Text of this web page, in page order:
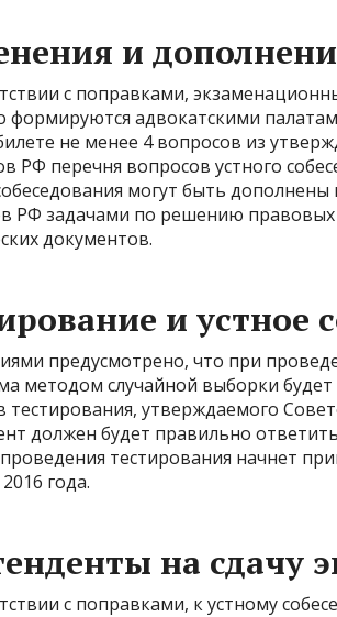
и
с поправками,
формируются адвокатскими
не менее 4 вопросов из
РФ перечня вопросов устного
могут быть
РФ задачами по решению
документов.
и устное
предусмотрено, что при
методом случайной выборки
тестирования, утверждаемого
должен будет правильно
тестирования начнет
года.
на сдачу
с поправками, к устному